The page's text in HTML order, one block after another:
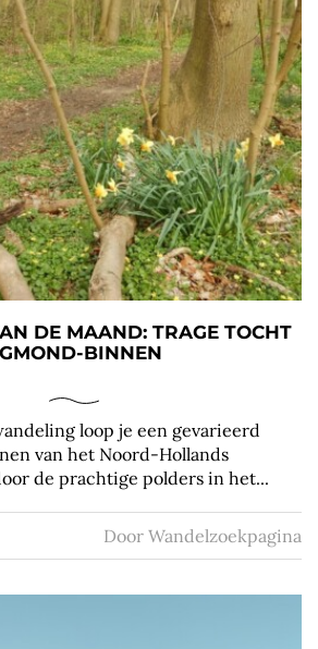
DE MAAND: TRAGE TOCHT
BINNEN
loop je een gevarieerd
van het Noord-Hollands
de prachtige polders in het...
Door Wandelzoekpagina